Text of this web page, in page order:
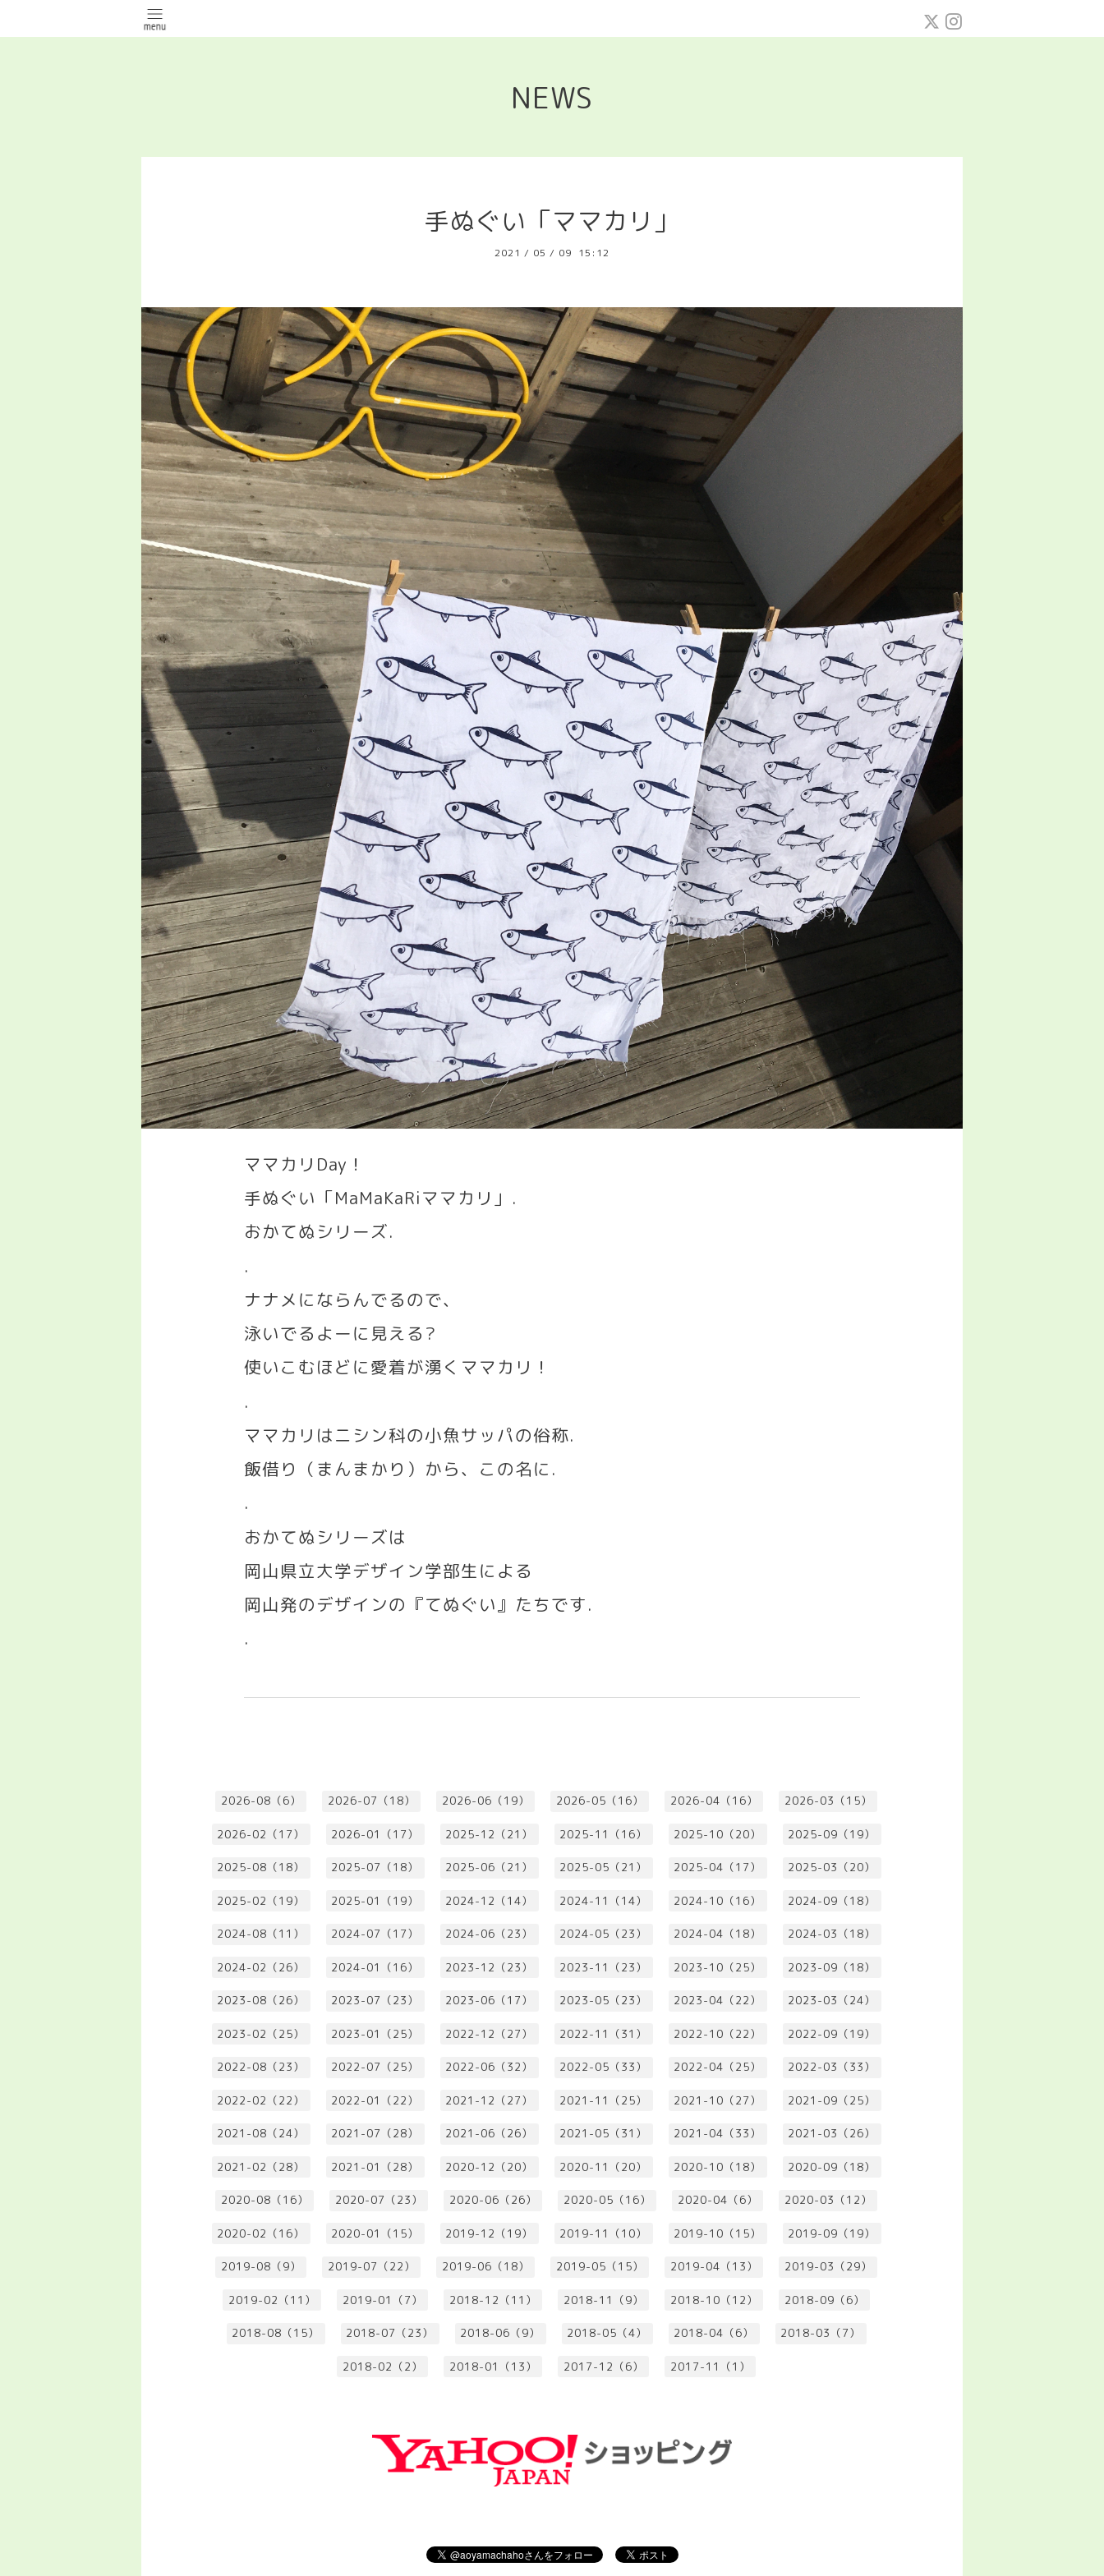
NEWS
手ぬぐい「ママカリ」
2021 / 05 / 09 15:12
ママカリ Day ！
手ぬぐい「MaMaKaRiママカリ」 .
おかてぬシリーズ.
.
ナナメにならんでるので、
泳いでるよーに見える ?
使いこむほどに愛着が湧くママカリ！
.
ママカリはニシン科の小魚サッパの俗称.
飯借り（まんまかり）から、この名に .
.
おかてぬシリーズは
岡山県立大学デザイン学部生による
岡山発のデザインの『てぬぐい』たちです.
.
2026-08（6） 2026-07（18） 2026-06（19） 2026-05（16） 2026-04（16） 2026-03（15）
2026-02（17） 2026-01（17） 2025-12（21） 2025-11（16） 2025-10（20） 2025-09（19）
2025-08（18） 2025-07（18） 2025-06（21） 2025-05（21） 2025-04（17） 2025-03（20）
2025-02（19） 2025-01（19） 2024-12（14） 2024-11（14） 2024-10（16） 2024-09（18）
2024-08（11） 2024-07（17） 2024-06（23） 2024-05（23） 2024-04（18） 2024-03（18）
2024-02（26） 2024-01（16） 2023-12（23） 2023-11（23） 2023-10（25） 2023-09（18）
2023-08（26） 2023-07（23） 2023-06（17） 2023-05（23） 2023-04（22） 2023-03（24）
2023-02（25） 2023-01（25） 2022-12（27） 2022-11（31） 2022-10（22） 2022-09（19）
2022-08（23） 2022-07（25） 2022-06（32） 2022-05（33） 2022-04（25） 2022-03（33）
2022-02（22） 2022-01（22） 2021-12（27） 2021-11（25） 2021-10（27） 2021-09（25）
2021-08（24） 2021-07（28） 2021-06（26） 2021-05（31） 2021-04（33） 2021-03（26）
2021-02（28） 2021-01（28） 2020-12（20） 2020-11（20） 2020-10（18） 2020-09（18）
2020-08（16） 2020-07（23） 2020-06（26） 2020-05（16） 2020-04（6） 2020-03（12）
2020-02（16） 2020-01（15） 2019-12（19） 2019-11（10） 2019-10（15） 2019-09（19）
2019-08（9） 2019-07（22） 2019-06（18） 2019-05（15） 2019-04（13） 2019-03（29）
2019-02（11） 2019-01（7） 2018-12（11） 2018-11（9） 2018-10（12） 2018-09（6）
2018-08（15） 2018-07（23） 2018-06（9） 2018-05（4） 2018-04（6） 2018-03（7）
2018-02（2） 2018-01（13） 2017-12（6） 2017-11（1）